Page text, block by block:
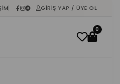
GIRIŞ YAP / ÜYE OL
0